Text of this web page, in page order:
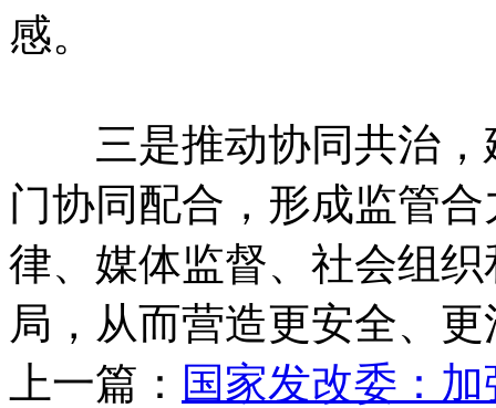
感。
三是推动协同共治，
门协同配合，形成监管
律、媒体监督、社会组
局，从而营造更安全、
上一篇： 国家发改委：